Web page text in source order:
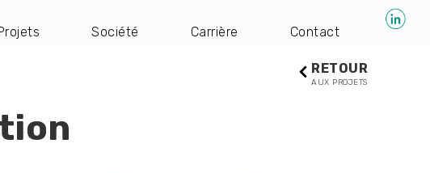
Société Carrière Contact
RETOUR
AUX PROJETS